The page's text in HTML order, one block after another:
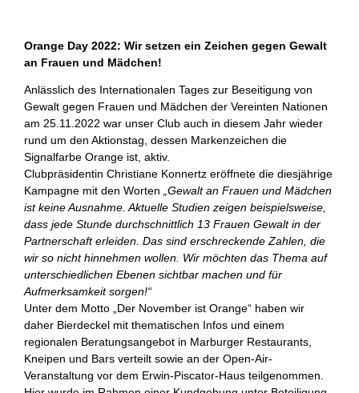
Orange Day 2022: Wir setzen ein Zeichen gegen Gewalt
an Frauen und Mädchen!
Anlässlich des Internationalen Tages zur Beseitigung von
Gewalt gegen Frauen und Mädchen der Vereinten Nationen
am 25.11.2022 war unser Club auch in diesem Jahr wieder
rund um den Aktionstag, dessen Markenzeichen die
Signalfarbe Orange ist, aktiv.
Clubpräsidentin Christiane Konnertz eröffnete die diesjährige
Kampagne mit den Worten
„Gewalt an Frauen und Mädchen
ist keine Ausnahme. Aktuelle Studien zeigen beispielsweise,
dass jede Stunde durchschnittlich 13 Frauen Gewalt in der
Partnerschaft erleiden. Das sind erschreckende Zahlen, die
wir so nicht hinnehmen wollen. Wir möchten das Thema auf
unterschiedlichen Ebenen sichtbar machen und für
Aufmerksamkeit sorgen!“
Unter dem Motto „Der November ist Orange“ haben wir
daher Bierdeckel mit thematischen Infos und einem
regionalen Beratungsangebot in Marburger Restaurants,
Kneipen und Bars verteilt sowie an der Open-Air-
Veranstaltung vor dem Erwin-Piscator-Haus teilgenommen.